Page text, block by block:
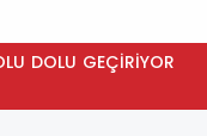
DOLU GEÇİRİYOR